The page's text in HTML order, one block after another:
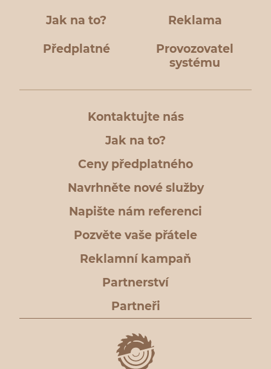
Jak na to? Reklama
Předplatné
Provozovatel
systému
Kontaktujte nás
Jak na to?
Ceny předplatného
Navrhněte nové služby
Napište nám referenci
Pozvěte vaše přátele
Reklamní kampaň
Partnerství
Partneři